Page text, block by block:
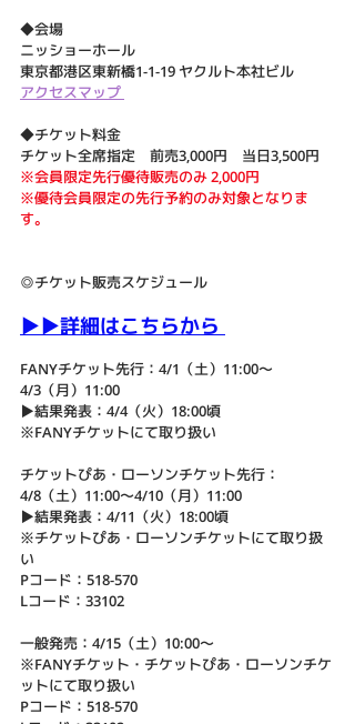
◆会場
ニッショーホール
東京都港区東新橋1-1-19 ヤクルト本社ビル
アクセスマップ
◆チケット料金
チケット全席指定　前売3,000円　当日3,500円
※会員限定先行優待販売のみ 2,000円
※優待会員限定の先行予約のみ対象となりま
す。
◎チケット販売スケジュール
▶︎▶︎詳細はこちらから
FANYチケット先行：4/1（土）11:00～
4/3（月）11:00
▶︎結果発表：4/4（火）18:00頃
※FANYチケットにて取り扱い
チケットぴあ・ローソンチケット先行：
4/8（土）11:00～4/10（月）11:00
▶︎結果発表：4/11（火）18:00頃
※チケットぴあ・ローソンチケットにて取り扱
い
Pコード：518-570
Lコード：33102
一般発売：4/15（土）10:00〜
※FANYチケット・チケットぴあ・ローソンチケ
ットにて取り扱い
Pコード：518-570